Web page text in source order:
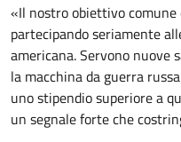
«Il nostro obiettivo comune
partecipando seriamente
americana. Servono nuove
la macchina da guerra
uno stipendio superiore a
un segnale forte che